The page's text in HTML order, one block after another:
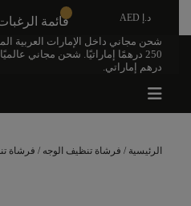
شحن مجاني داخل الإمارات العربية
درهم إماراتي.
الرئيسية / فرشاة تنظيف الوجه / فرشاة
د.إ AED قائمة